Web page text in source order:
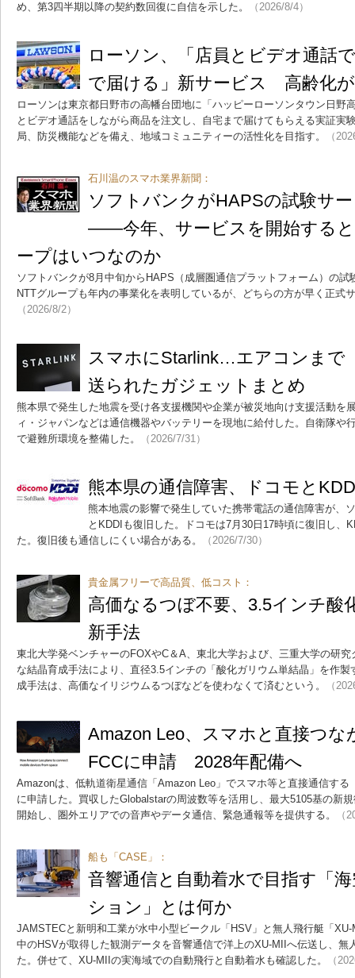
め、第3四半期以降の契約数回復に自信を示した。
（2026/8/4）
ローソン、「店員とビデオ通話
で届ける」新サービス 高齢化
ローソンは東京都日野市の高幡台団地に「ハッピーローソンタウン日野
とビデオ通話をしながら商品を注文し、自宅まで届けてもらえる実証実
局、防災機能などを備え、地域コミュニティーの活性化を目指す。
（
石川温のスマホ業界新聞：
ソフトバンクがHAPSの試験サ
――今年、サービスを開始する
ープはいつなのか
ソフトバンクが8月中旬からHAPS（成層圏通信プラットフォーム）の
NTTグループも年内の事業化を表明しているが、どちらの方が早く正式
（2026/8/2）
スマホにStarlink…エアコンま
送られたガジェットまとめ
熊本県で発生した地震を受け各支援機関や企業が被災地向け支援活動を
ィ・ジャパンなどは通信機器やバッテリーを現地に給付した。自衛隊や
で避難所環境を整備した。
（2026/7/31）
熊本県の通信障害、ドコモと
熊本地震の影響で発生していた携帯電話の通信障害が、
とKDDIも復旧した。ドコモは7月30日17時頃に復旧し、
た。復旧後も通信しにくい場合がある。
（2026/7/30）
貴金属フリーで高品質、低コスト：
高価なるつぼ不要、3.5インチ酸
新手法
東北大学発ベンチャーのFOXやC＆A、東北大学および、三重大学の研
な結晶育成手法により、直径3.5インチの「酸化ガリウム単結晶」を作
成手法は、高価なイリジウムるつぼなどを使わなくて済むという。
（
Amazon Leo、スマホと直接つな
FCCに申請 2028年配備へ
Amazonは、低軌道衛星通信「Amazon Leo」でスマホ等と直接通信す
に申請した。買収したGlobalstarの周波数等を活用し、最大5105基の新
開始し、圏外エリアでの音声やデータ通信、緊急通報等を提供する。
（
船も「CASE」：
音響通信と自動着水で目指す「
ション」とは何か
JAMSTECと新明和工業が水中小型ビークル「HSV」と無人飛行艇「
中のHSVが取得した観測データを音響通信で洋上のXU-MIIへ伝送し、無
た。併せて、XU-MIIの実海域での自動飛行と自動着水も確認した。
（